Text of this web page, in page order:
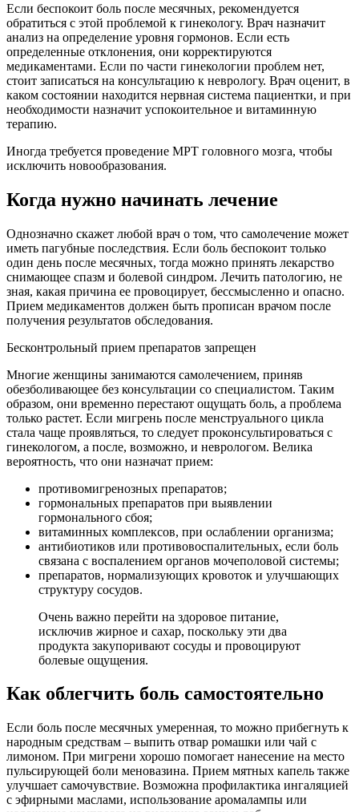
Если беспокоит боль после месячных, рекомендуется
обратиться с этой проблемой к гинекологу. Врач назначит
анализ на определение уровня гормонов. Если есть
определенные отклонения, они корректируются
медикаментами. Если по части гинекологии проблем нет,
стоит записаться на консультацию к неврологу. Врач оценит, в
каком состоянии находится нервная система пациентки, и при
необходимости назначит успокоительное и витаминную
терапию.
Иногда требуется проведение МРТ головного мозга, чтобы
исключить новообразования.
Когда нужно начинать лечение
Однозначно скажет любой врач о том, что самолечение может
иметь пагубные последствия. Если боль беспокоит только
один день после месячных, тогда можно принять лекарство
снимающее спазм и болевой синдром. Лечить патологию, не
зная, какая причина ее провоцирует, бессмысленно и опасно.
Прием медикаментов должен быть прописан врачом после
получения результатов обследования.
Бесконтрольный прием препаратов запрещен
Многие женщины занимаются самолечением, приняв
обезболивающее без консультации со специалистом. Таким
образом, они временно перестают ощущать боль, а проблема
только растет. Если мигрень после менструального цикла
стала чаще проявляться, то следует проконсультироваться с
гинекологом, а после, возможно, и неврологом. Велика
вероятность, что они назначат прием:
противомигренозных препаратов;
гормональных препаратов при выявлении
гормонального сбоя;
витаминных комплексов, при ослаблении организма;
антибиотиков или противовоспалительных, если боль
связана с воспалением органов мочеполовой системы;
препаратов, нормализующих кровоток и улучшающих
структуру сосудов.
Очень важно перейти на здоровое питание,
исключив жирное и сахар, поскольку эти два
продукта закупоривают сосуды и провоцируют
болевые ощущения.
Как облегчить боль самостоятельно
Если боль после месячных умеренная, то можно прибегнуть к
народным средствам – выпить отвар ромашки или чай с
лимоном. При мигрени хорошо помогает нанесение на место
пульсирующей боли меновазина. Прием мятных капель также
улучшает самочувствие. Возможна профилактика ингаляцией
с эфирными маслами, использование аромалампы или